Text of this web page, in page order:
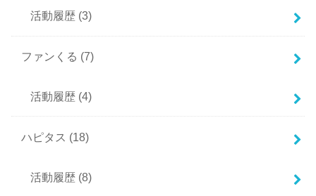
活動履歴 (3)
ファンくる (7)
活動履歴 (4)
ハピタス (18)
活動履歴 (8)